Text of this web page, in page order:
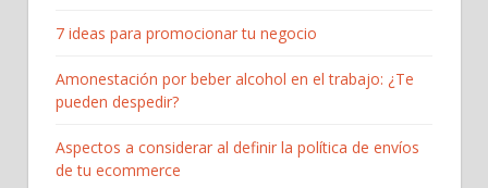
7 ideas para promocionar tu negocio
Amonestación por beber alcohol en el trabajo: ¿Te
pueden despedir?
Aspectos a considerar al definir la política de envíos
de tu ecommerce